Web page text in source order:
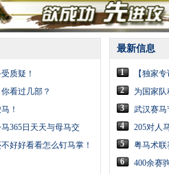
质疑！
看过几部？
！
365日天天与母马交
好好看看怎么钉马掌！
最新信息
1
【独家
2
为国家
3
武汉赛马
4
205对人
5
粤马术联
6
400余赛